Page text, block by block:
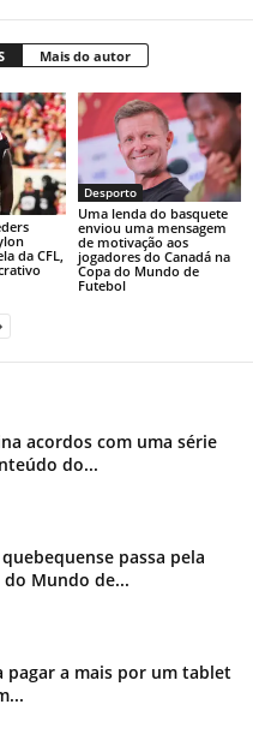
Mais do autor
da CFL,
Desporto
Uma lenda do basquete
enviou uma mensagem
de motivação aos
jogadores do Canadá na
Copa do Mundo de
Futebol
acordos com uma série
do...
passa pela
Mundo de...
pagar a mais por um tablet